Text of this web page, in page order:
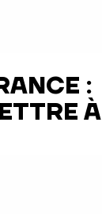
:
À